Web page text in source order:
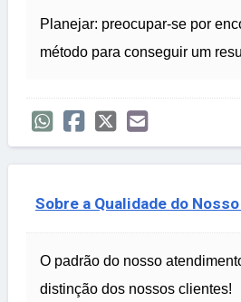
Planejar: preocupar-se por
método para conseguir um
Sobre a Qualidade do
O padrão do nosso
distinção dos nossos clientes!